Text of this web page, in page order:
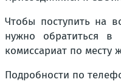
Чтобы поступить на
нужно обратиться
комиссариат по месту
Подробности по